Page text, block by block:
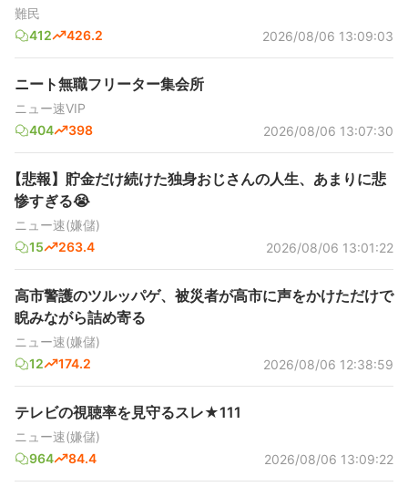
難民
412
426.2 2026/08/06 13:09:03
ニート無職フリーター集会所
ニュー速VIP
404
398 2026/08/06 13:07:30
【悲報】貯金だけ続けた独身おじさんの人生、あまりに悲
惨すぎる😭
ニュー速(嫌儲)
15
263.4 2026/08/06 13:01:22
高市警護のツルッパゲ、被災者が高市に声をかけただけで
睨みながら詰め寄る
ニュー速(嫌儲)
12
174.2 2026/08/06 12:38:59
テレビの視聴率を見守るスレ★111
ニュー速(嫌儲)
964
84.4 2026/08/06 13:09:22